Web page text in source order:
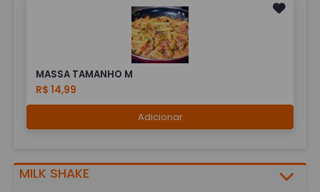
MASSA TAMANHO M
R$ 14,99
Adicionar
MILK SHAKE